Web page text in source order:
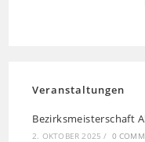
Veranstaltungen
Bezirksmeisterschaft
2. OKTOBER 2025 / 0